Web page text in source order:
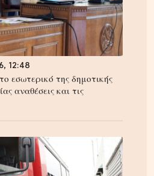
12:48
εσωτερικό της δημοτικής
αναθέσεις και τις